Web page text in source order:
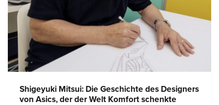
Shigeyuki Mitsui: Die Geschichte des Designers
von Asics, der der Welt Komfort schenkte